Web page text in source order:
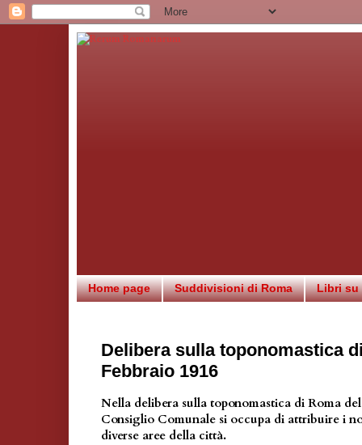
Home page Suddivisioni di Roma Libri su
Delibera sulla toponomastica
Febbraio 1916
Nella delibera sulla toponomastica di Roma
Consiglio Comunale si occupa di attribuire i
diverse aree della città.